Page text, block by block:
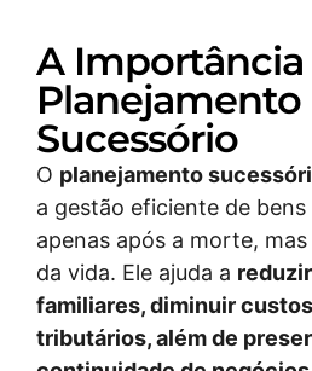
A
Planejamento
Sucessório
O planejamento
a gestão eficiente de
apenas após a morte,
da vida. Ele ajuda a
familiares, diminuir
tributários, além de